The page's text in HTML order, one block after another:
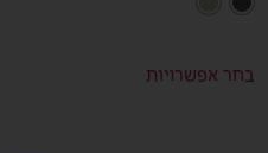
בחר אפשרויות